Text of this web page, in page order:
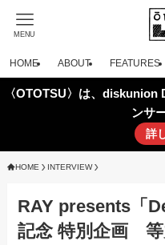
MENU
HOME ABOUT FEATURES
〈OTOTSU〉は、diskunion
ンサ
詳
HOME INTERVIEW
RAY presents「
記念 特別企画 等